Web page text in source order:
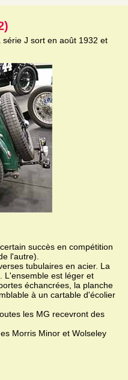
J sort en août 1932 et
succès en compétition
l'autre).
tubulaires en acier. La
L'ensemble est léger et
échancrées, la planche
à un cartable d'écolier
les MG recevront des
Morris Minor et Wolseley